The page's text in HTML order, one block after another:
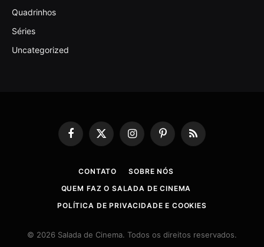
Quadrinhos
Séries
Uncategorized
Facebook
X
(Twitter)
InstagramPinterestRSS
CONTATO
SOBRE NÓS
QUEM FAZ O SALADA DE CINEMA
POLÍTICA DE PRIVACIDADE E COOKIES
© 2026 Salada de Cinema. Todos os direitos reservados.